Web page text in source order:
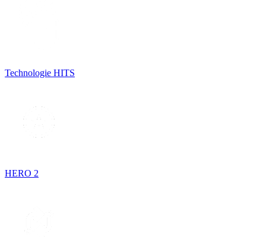
Technologie HITS
HERO 2